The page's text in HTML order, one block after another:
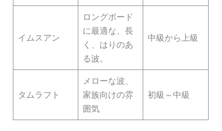
イムスアン
ロングボード
に最適な、長
く、はりのあ
る波。
中級から上級
タムラフト
メローな波、
家族向けの雰
囲気
初級～中級